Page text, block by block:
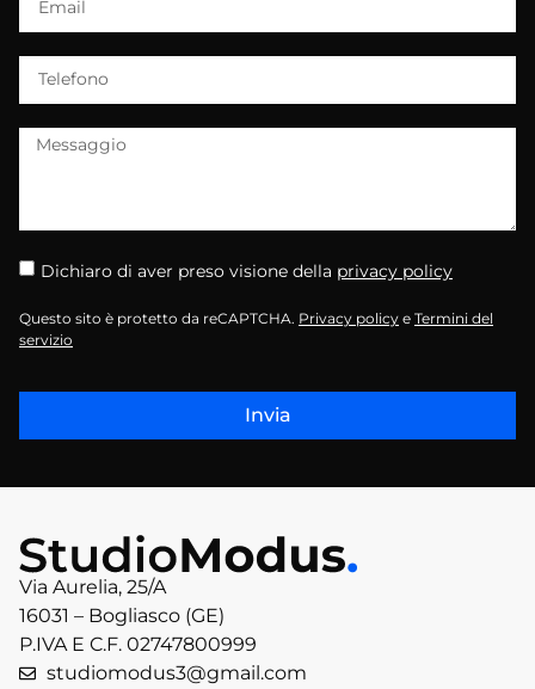
Via Aurelia, 25/A
16031 – Bogliasco (GE)
P.IVA E C.F. 02747800999
studiomodus3@gmail.com
Dichiaro di aver preso visione della privacy policy
Questo sito è protetto da reCAPTCHA. Privacy policy e Termini del
servizio
Invia